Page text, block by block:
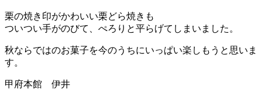
栗の焼き印がかわいい栗どら焼きも
ついつい手がのびて、ぺろりと平らげてしまいました。
秋ならではのお菓子を今のうちにいっぱい楽しもうと思いま
す。
甲府本館 伊井